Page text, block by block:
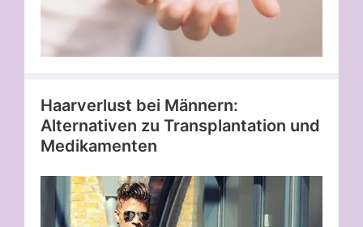
Haarverlust bei Männern:
Alternativen zu Transplantation und
Medikamenten